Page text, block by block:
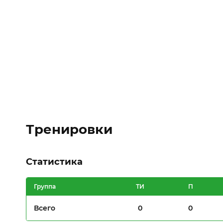
Тренировки
Статистика
Группа ТИ П
Всего 0 0